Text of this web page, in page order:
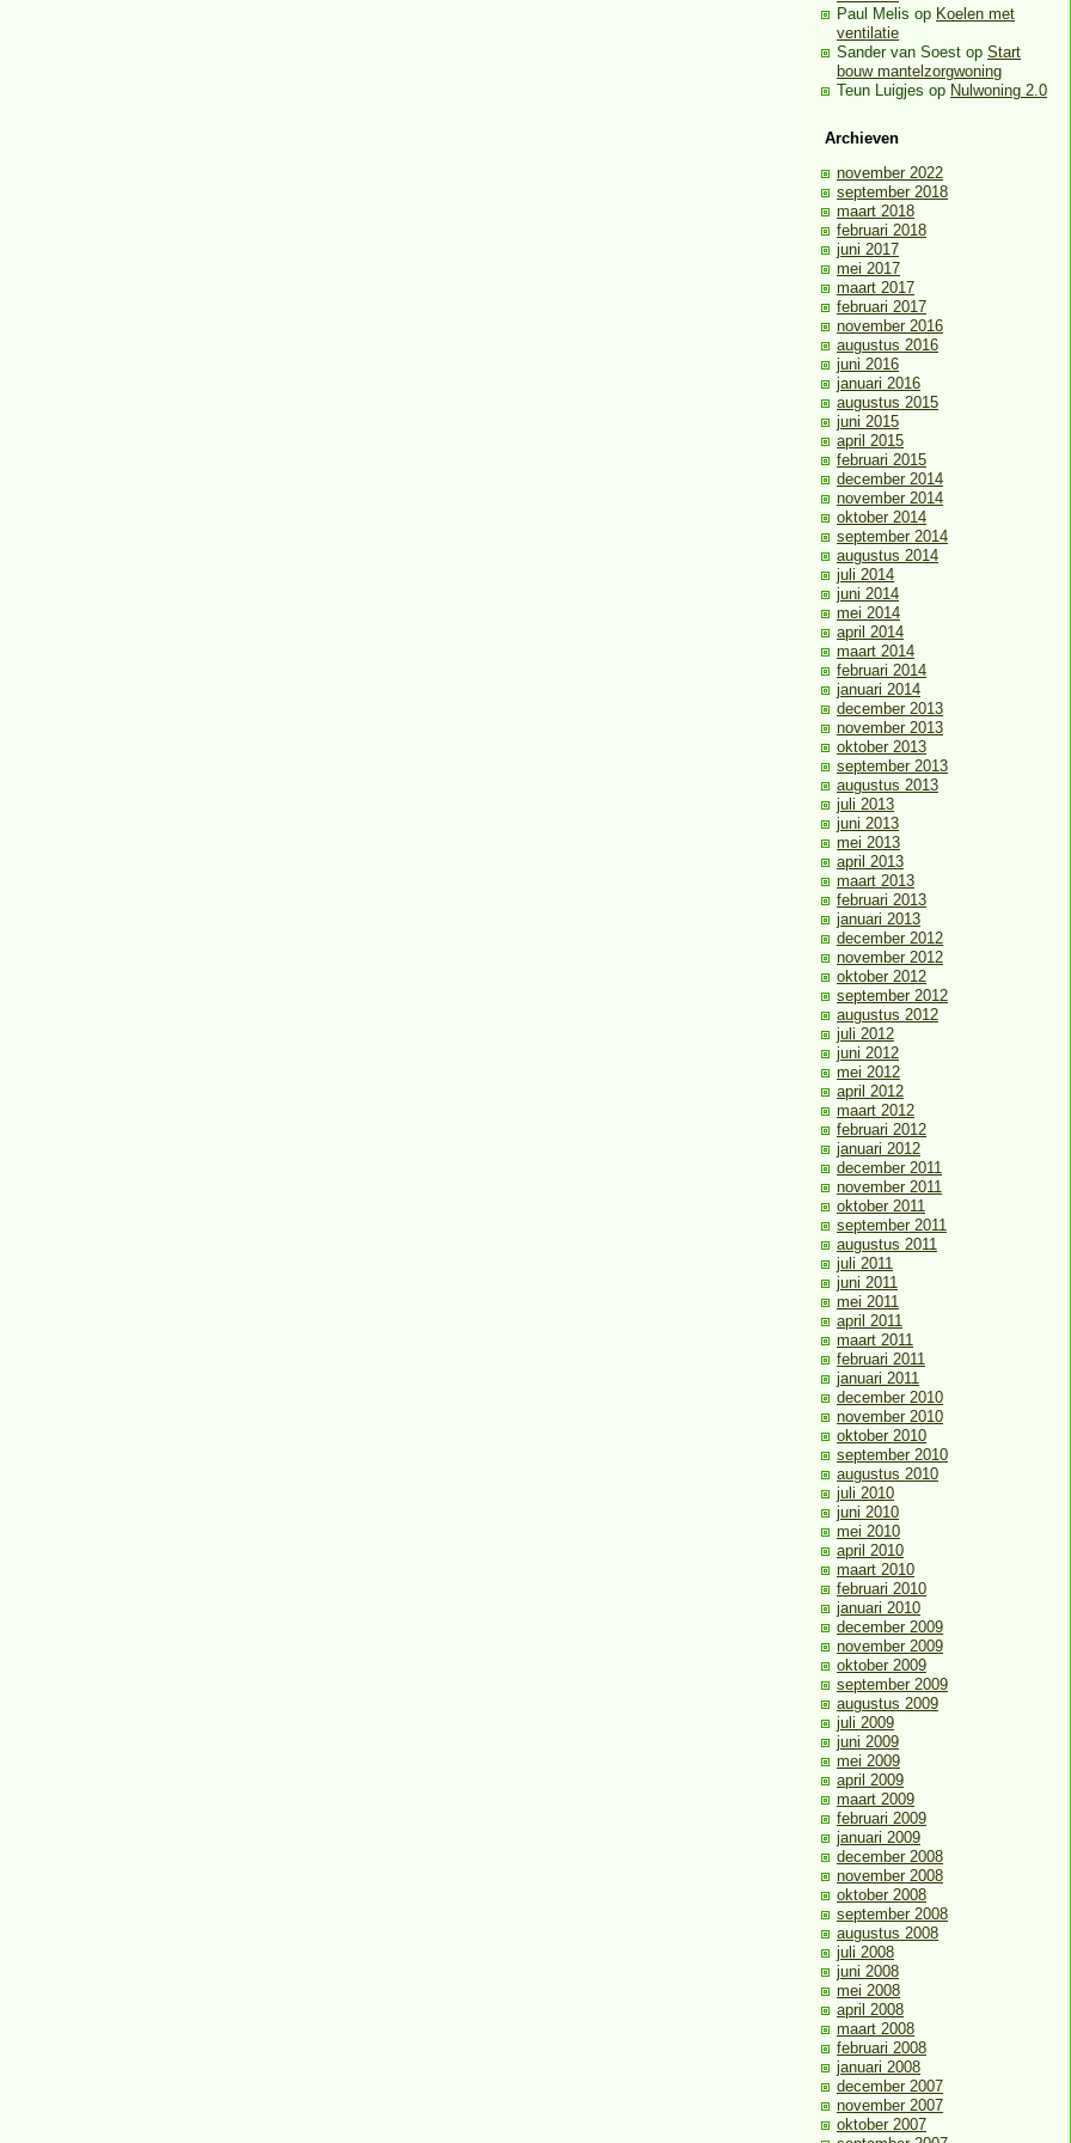
Paul Melis op Koelen met
ventilatie
Sander van Soest op Start
bouw mantelzorgwoning
Teun Luigjes op Nulwoning 2.0
Archieven
november 2022
september 2018
maart 2018
februari 2018
juni 2017
mei 2017
maart 2017
februari 2017
november 2016
augustus 2016
juni 2016
januari 2016
augustus 2015
juni 2015
april 2015
februari 2015
december 2014
november 2014
oktober 2014
september 2014
augustus 2014
juli 2014
juni 2014
mei 2014
april 2014
maart 2014
februari 2014
januari 2014
december 2013
november 2013
oktober 2013
september 2013
augustus 2013
juli 2013
juni 2013
mei 2013
april 2013
maart 2013
februari 2013
januari 2013
december 2012
november 2012
oktober 2012
september 2012
augustus 2012
juli 2012
juni 2012
mei 2012
april 2012
maart 2012
februari 2012
januari 2012
december 2011
november 2011
oktober 2011
september 2011
augustus 2011
juli 2011
juni 2011
mei 2011
april 2011
maart 2011
februari 2011
januari 2011
december 2010
november 2010
oktober 2010
september 2010
augustus 2010
juli 2010
juni 2010
mei 2010
april 2010
maart 2010
februari 2010
januari 2010
december 2009
november 2009
oktober 2009
september 2009
augustus 2009
juli 2009
juni 2009
mei 2009
april 2009
maart 2009
februari 2009
januari 2009
december 2008
november 2008
oktober 2008
september 2008
augustus 2008
juli 2008
juni 2008
mei 2008
april 2008
maart 2008
februari 2008
januari 2008
december 2007
november 2007
oktober 2007